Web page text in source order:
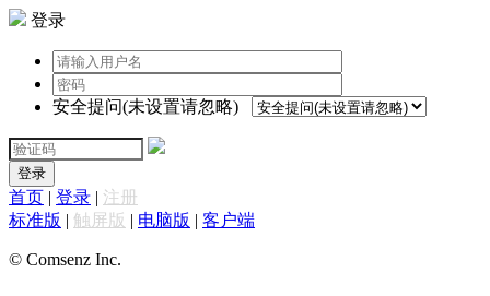
登录
安全提问(未设置请忽略)
登录
首页 | 登录 | 注册
标准版 | 触屏版 | 电脑版 | 客户端
© Comsenz Inc.